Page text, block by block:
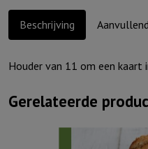
Beschrijving
Houder van 11 om een kaart
Gerelateerde